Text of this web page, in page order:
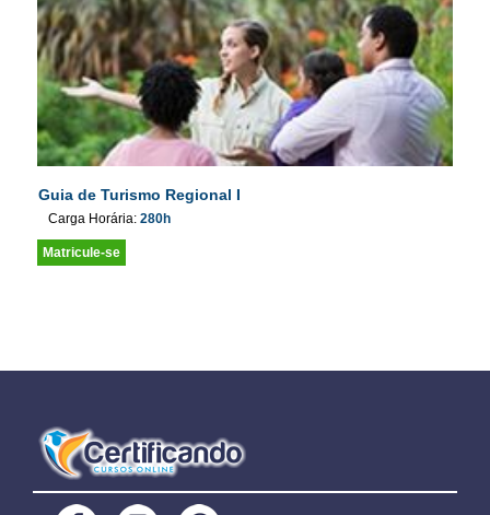
Guia de Turismo Regional I
Carga Horária: 280h
Matricule-se